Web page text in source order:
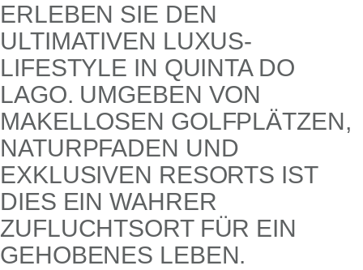
ERLEBEN SIE DEN
ULTIMATIVEN LUXUS-
LIFESTYLE IN QUINTA DO
LAGO. UMGEBEN VON
MAKELLOSEN GOLFPLÄTZEN,
NATURPFADEN UND
EXKLUSIVEN RESORTS IST
DIES EIN WAHRER
ZUFLUCHTSORT FÜR EIN
GEHOBENES LEBEN.